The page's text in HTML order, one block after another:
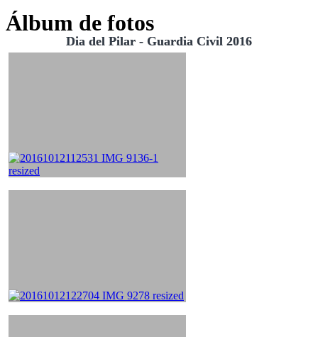
Álbum de fotos
Dia del Pilar - Guardia Civil 2016